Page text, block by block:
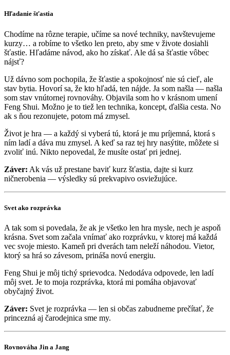
Hľadanie šťastia
Chodíme na rôzne terapie, učíme sa nové techniky, navštevujeme
kurzy… a robíme to všetko len preto, aby sme v živote dosiahli
šťastie. Hľadáme návod, ako ho získať. Ale dá sa šťastie vôbec
nájsť?
Už dávno som pochopila, že šťastie a spokojnosť nie sú cieľ, ale
stav bytia. Hovorí sa, že kto hľadá, ten nájde. Ja som našla — našla
som stav vnútornej rovnováhy. Objavila som ho v krásnom umení
Feng Shui. Možno je to tiež len technika, koncept, ďalšia cesta. No
ak s ňou rezonujete, potom má zmysel.
Život je hra — a každý si vyberá tú, ktorá je mu príjemná, ktorá s
ním ladí a dáva mu zmysel. A keď sa raz tej hry nasýtite, môžete si
zvoliť inú. Nikto nepovedal, že musíte ostať pri jednej.
Záver: Ak vás už prestane baviť kurz šťastia, dajte si kurz
ničnerobenia — výsledky sú prekvapivo osviežujúce.
Svet ako rozprávka
A tak som si povedala, že ak je všetko len hra mysle, nech je aspoň
krásna. Svet som začala vnímať ako rozprávku, v ktorej má každá
vec svoje miesto. Kameň pri dverách tam neleží náhodou. Vietor,
ktorý sa hrá so závesom, prináša novú energiu.
Feng Shui je môj tichý sprievodca. Nedodáva odpovede, len ladí
môj svet. Je to moja rozprávka, ktorá mi pomáha objavovať
obyčajný život.
Záver: Svet je rozprávka — len si občas zabudneme prečítať, že
princezná aj čarodejnica sme my.
Rovnováha Jin a Jang